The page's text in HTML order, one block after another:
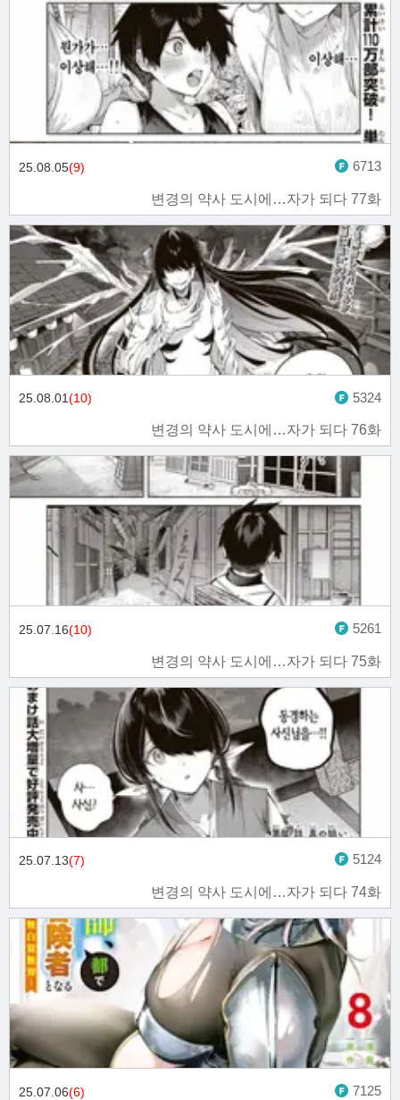
변경의 약사 도시에…자가 되다 77화
25.08.05(9) 6713
변경의 약사 도시에…자가 되다 76화
25.08.01(10) 5324
변경의 약사 도시에…자가 되다 75화
25.07.16(10) 5261
변경의 약사 도시에…자가 되다 74화
25.07.13(7) 5124
25.07.06(6) 7125